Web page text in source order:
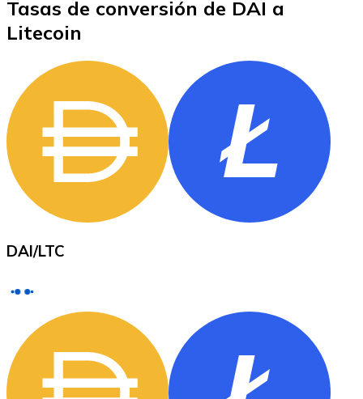
XRP
XRP
Comprar con efectivo
Transferencia SEPA
Añade fondos a tu cuenta Bitnovo o realiza compras
Tasas de conversión de DAI a
Litecoin
DAI/LTC